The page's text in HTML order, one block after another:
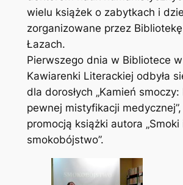
wielu książek o zabytkach i
zorganizowane przez
Łazach.
Pierwszego dnia w Bibliotece
Kawiarenki Literackiej odbyła
dla dorosłych „Kamień
pewnej mistyfikacji medycznej”,
promocją książki autora „Smoki
smokobójstwo”.